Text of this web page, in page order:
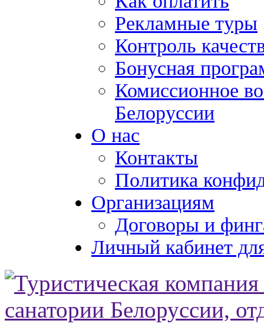
Рекламные туры
Контроль
Бонусная
Комиссионное
Белоруссии
О нас
Контакты
Политика
Организациям
Договоры и
Личный кабинет